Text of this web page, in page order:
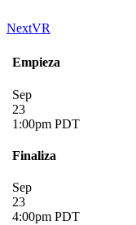
NextVR
Empieza
Sep
23
1:00pm PDT
Finaliza
Sep
23
4:00pm PDT